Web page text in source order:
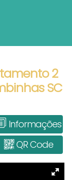
2
SC
Informações
QR Code